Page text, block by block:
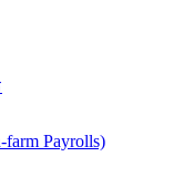
Payrolls)